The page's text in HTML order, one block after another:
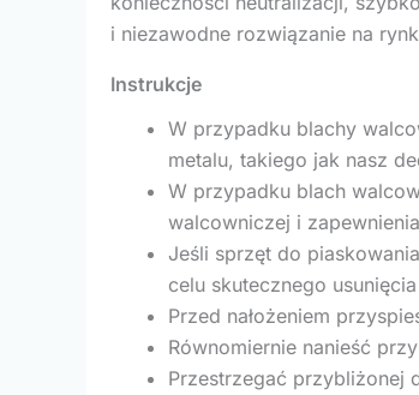
i niezawodne rozwiązanie na
Instrukcje
W przypadku blachy
metalu, takiego jak nasz
W przypadku blach
walcowniczej i
Jeśli sprzęt do
celu skutecznego
Przed nałożeniem
Równomiernie nanieść
Przestrzegać przybliżonej